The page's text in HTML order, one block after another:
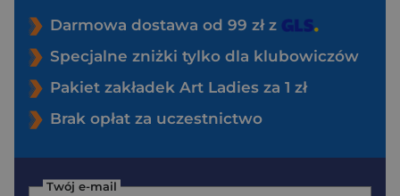
Darmowa dostawa od 99 zł z
Specjalne zniżki tylko dla klubowiczów
Pakiet zakładek Art Ladies za 1 zł
Brak opłat za uczestnictwo
Twój e-mail